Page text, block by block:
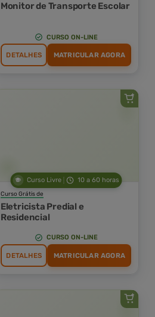
Monitor de Transporte Escolar
CURSO ON-LINE
DETALHES MATRICULAR AGORA
Curso Livre 10 a 60 horas
Curso Grátis de
Eletricista Predial e
Residencial
CURSO ON-LINE
DETALHES MATRICULAR AGORA